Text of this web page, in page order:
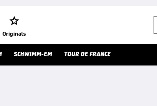

Originals
SCHWIMM-EM TOUR DE FRANCE